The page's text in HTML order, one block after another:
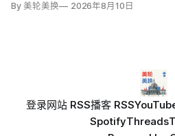
By 美轮美换 2026年8月10日
登录网站 RSS播客 RSS
SpotifyThreads